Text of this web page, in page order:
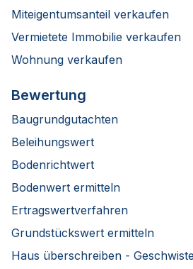
Miteigentumsanteil verkaufen
Vermietete Immobilie verkaufen
Wohnung verkaufen
Bewertung
Baugrundgutachten
Beleihungswert
Bodenrichtwert
Bodenwert ermitteln
Ertragswertverfahren
Grundstückswert ermitteln
Haus überschreiben -